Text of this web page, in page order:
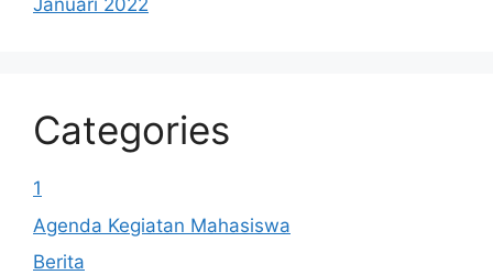
Januari 2022
Categories
1
Agenda Kegiatan Mahasiswa
Berita